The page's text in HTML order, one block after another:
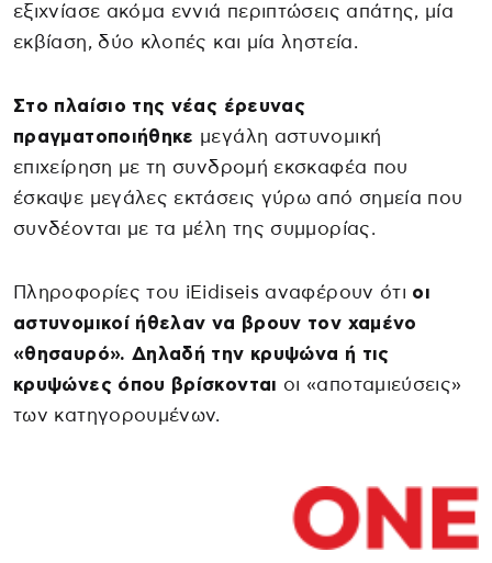
εξιχνίασε ακόμα εννιά περιπτώσεις απάτης, μία
εκβίαση, δύο κλοπές και μία ληστεία.
Στο πλαίσιο της νέας έρευνας
πραγματοποιήθηκε μεγάλη αστυνομική
επιχείρηση με τη συνδρομή εκσκαφέα που
έσκαψε μεγάλες εκτάσεις γύρω από σημεία που
συνδέονται με τα μέλη της συμμορίας.
Πληροφορίες του iΕidiseis αναφέρουν ότι οι
αστυνομικοί ήθελαν να βρουν τον χαμένο
«θησαυρό». Δηλαδή την κρυψώνα ή τις
κρυψώνες όπου βρίσκονται οι «αποταμιεύσεις»
των κατηγορουμένων.